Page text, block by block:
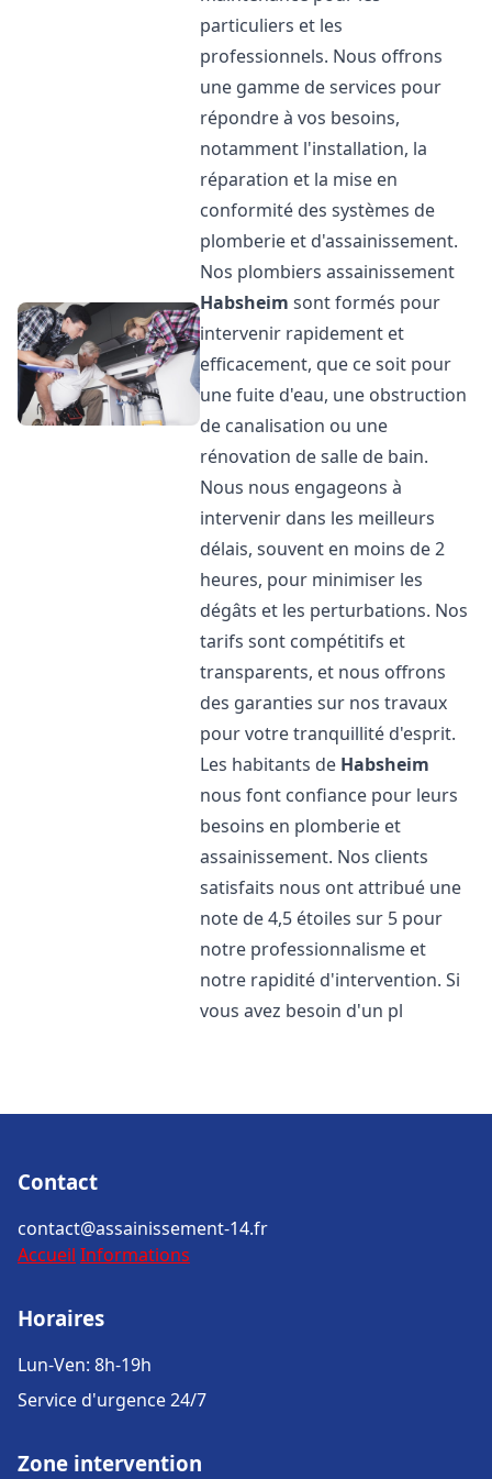
particuliers et les
professionnels. Nous offrons
une gamme de services pour
répondre à vos besoins,
notamment l'installation, la
réparation et la mise en
conformité des systèmes de
plomberie et d'assainissement.
Nos plombiers assainissement
Habsheim sont formés pour
intervenir rapidement et
efficacement, que ce soit pour
une fuite d'eau, une obstruction
de canalisation ou une
rénovation de salle de bain.
Nous nous engageons à
intervenir dans les meilleurs
délais, souvent en moins de 2
heures, pour minimiser les
dégâts et les perturbations. Nos
tarifs sont compétitifs et
transparents, et nous offrons
des garanties sur nos travaux
pour votre tranquillité d'esprit.
Les habitants de Habsheim
nous font confiance pour leurs
besoins en plomberie et
assainissement. Nos clients
satisfaits nous ont attribué une
note de 4,5 étoiles sur 5 pour
notre professionnalisme et
notre rapidité d'intervention. Si
vous avez besoin d'un pl
Contact
contact@assainissement-14.fr
Accueil Informations
Horaires
Lun-Ven: 8h-19h
Service d'urgence 24/7
Zone intervention